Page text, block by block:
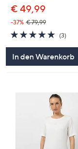
€ 49,99
-37% € 79,99
5.0
von
(3)3
In den Warenkorb